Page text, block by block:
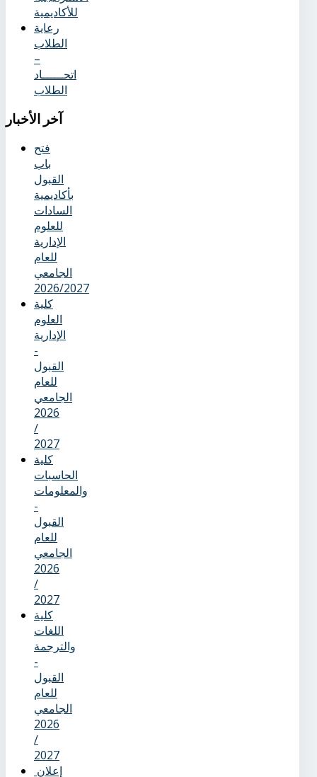
للأكاديمية
رعاية
الطلاب
–
اتحــــــاد
الطلاب
آخر
الأخبار
فتح
باب
القبول
بأكاديمية
السادات
للعلوم
الإدارية
للعام
الجامعي
2026/2027
كلية
العلوم
الإدارية
-
القبول
للعام
الجامعي
2026
/
2027
كلية
الحاسبات
والمعلومات
-
القبول
للعام
الجامعي
2026
/
2027
كلية
اللغات
والترجمة
-
القبول
للعام
الجامعي
2026
/
2027